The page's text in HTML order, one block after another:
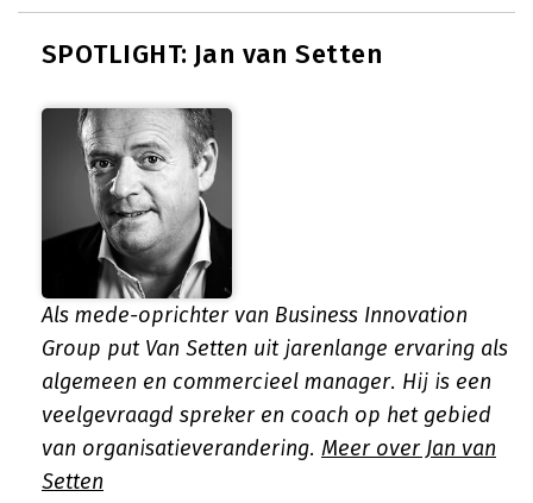
SPOTLIGHT: Jan van Setten
Als mede-oprichter van Business Innovation
Group put Van Setten uit jarenlange ervaring als
algemeen en commercieel manager. Hij is een
veelgevraagd spreker en coach op het gebied
van organisatieverandering. Meer over Jan van
Setten